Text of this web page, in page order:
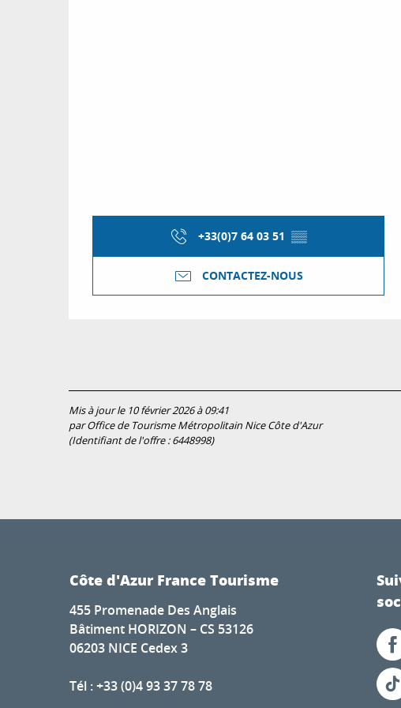
+33(0)7 64 03 51 ▒▒
CONTACTEZ-NOUS
Mis à jour le 10 février 2026 à 09:41
par Office de Tourisme Métropolitain Nice Côte d'Azur
(Identifiant de l'offre :6448998)
Côte d'Azur France Tourisme
455 Promenade Des Anglais
Bâtiment HORIZON – CS 53126
06203 NICE Cedex 3
Tél : +33 (0)4 93 37 78 78